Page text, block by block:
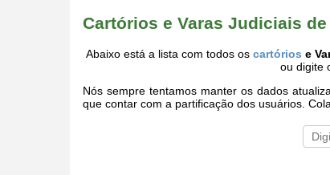
Cartórios e Varas Judiciais
Abaixo está a lista com todos oscartórios e
ou digite
Nós sempre tentamos manter os dados
que contar com a partificação dos usuários.